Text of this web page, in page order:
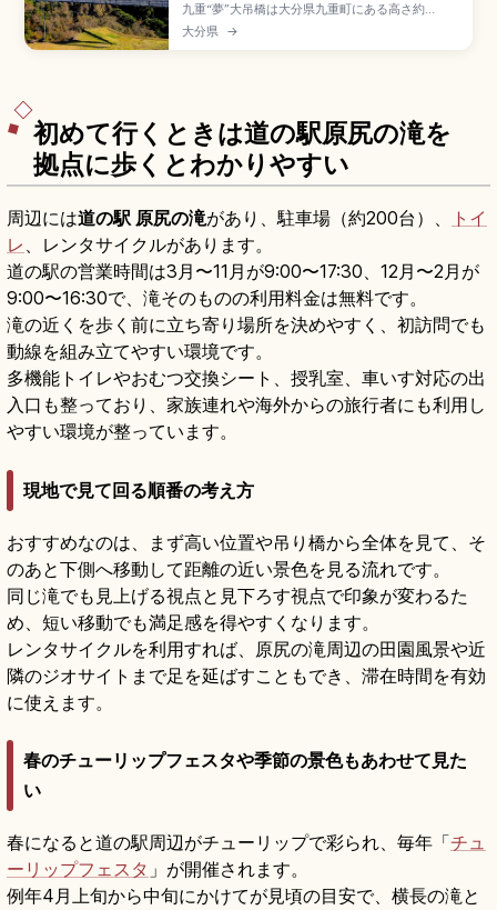
九重“夢”大吊橋は大分県九重町にある高さ約
173m・全長約390mの歩行者専用大吊橋で、渓谷
美と四季折々の景色を楽しめるスポット。橋上か
大分県 →
初めて行くときは道の駅原尻の滝を
拠点に歩くとわかりやすい
周辺には道の駅 原尻の滝があり、駐車場（約200台）、
トイ
レ 、レンタサイクルがあります。
道の駅の営業時間は3月〜11月が9:00〜17:30、12月〜2月が
9:00〜16:30で、滝そのものの利用料金は無料です。
滝の近くを歩く前に立ち寄り場所を決めやすく、初訪問でも
動線を組み立てやすい環境です。
多機能トイレやおむつ交換シート、授乳室、車いす対応の出
入口も整っており、家族連れや海外からの旅行者にも利用し
やすい環境が整っています。
現地で見て回る順番の考え方
おすすめなのは、まず高い位置や吊り橋から全体を見て、そ
のあと下側へ移動して距離の近い景色を見る流れです。
同じ滝でも見上げる視点と見下ろす視点で印象が変わるた
め、短い移動でも満足感を得やすくなります。
レンタサイクルを利用すれば、原尻の滝周辺の田園風景や近
隣のジオサイトまで足を延ばすこともでき、滞在時間を有効
に使えます。
春のチューリップフェスタや季節の景色もあわせて見た
い
春になると道の駅周辺がチューリップで彩られ、毎年「チュ
ーリップフェスタ 」が開催されます。
例年4月上旬から中旬にかけてが見頃の目安で、横長の滝と